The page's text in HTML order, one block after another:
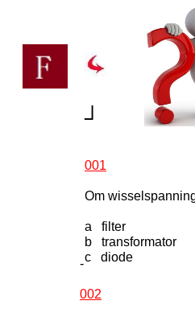
001
Om
a filter
b transformator
c diode
-
002
┘